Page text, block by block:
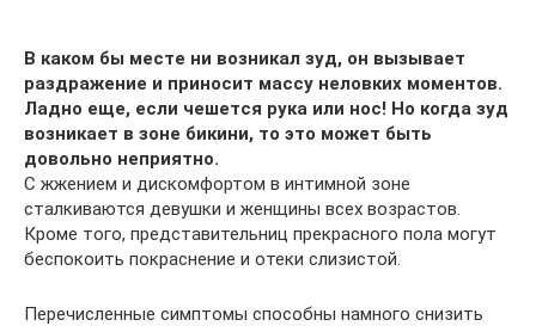
В каком бы месте ни возникал зуд, он вызывает
раздражение и приносит массу неловких моментов.
Ладно еще, если чешется рука или нос! Но когда зуд
возникает в зоне бикини, то это может быть
довольно неприятно.
С жжением и дискомфортом в интимной зоне
сталкиваются девушки и женщины всех возрастов.
Кроме того, представительниц прекрасного пола могут
беспокоить покраснение и отеки слизистой.
Перечисленные симптомы способны намного снизить